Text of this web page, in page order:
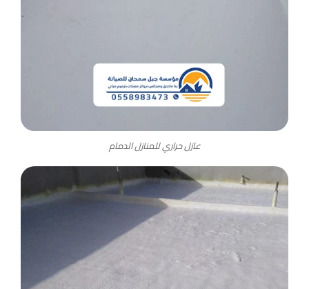
عازل حراري للمنازل الدمام